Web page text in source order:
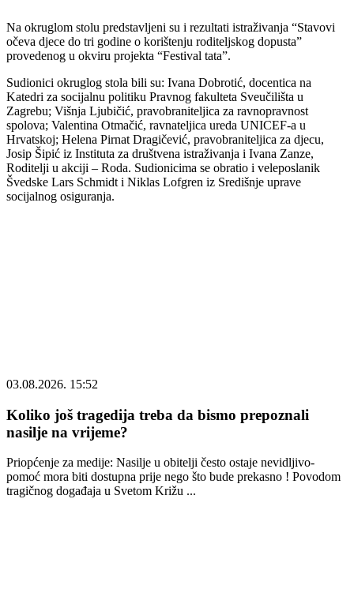
Na okruglom stolu predstavljeni su i rezultati istraživanja “Stavovi
očeva djece do tri godine o korištenju roditeljskog dopusta”
provedenog u okviru projekta “Festival tata”.
Sudionici okruglog stola bili su: Ivana Dobrotić, docentica na
Katedri za socijalnu politiku Pravnog fakulteta Sveučilišta u
Zagrebu; Višnja Ljubičić, pravobraniteljica za ravnopravnost
spolova; Valentina Otmačić, ravnateljica ureda UNICEF-a u
Hrvatskoj; Helena Pirnat Dragičević, pravobraniteljica za djecu,
Josip Šipić iz Instituta za društvena istraživanja i Ivana Zanze,
Roditelji u akciji – Roda. Sudionicima se obratio i veleposlanik
Švedske Lars Schmidt i Niklas Lofgren iz Središnje uprave
socijalnog osiguranja.
03.08.2026. 15:52
Koliko još tragedija treba da bismo prepoznali
nasilje na vrijeme?
Priopćenje za medije: Nasilje u obitelji često ostaje nevidljivo-
pomoć mora biti dostupna prije nego što bude prekasno ! Povodom
tragičnog događaja u Svetom Križu ...